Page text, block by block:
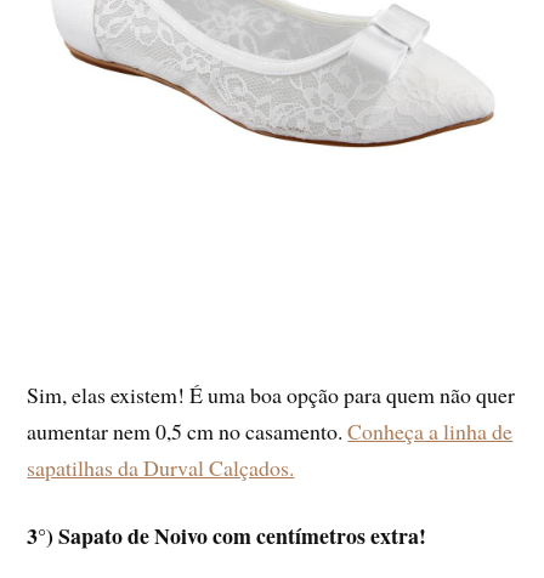
Sim, elas existem! É uma boa opção para quem não quer
aumentar nem 0,5 cm no casamento.Conheça a linha de
sapatilhas da Durval Calçados.
3°) Sapato de Noivo com centímetros extra!